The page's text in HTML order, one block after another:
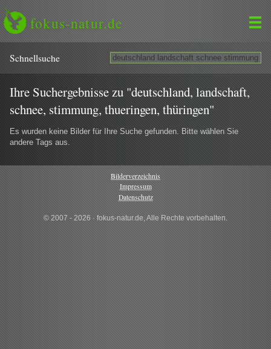
fokus-natur.de
Schnell­suche
Ihre Suchergebnisse zu "deutschland, landschaft,
schnee, stimmung, thueringen, thüringen"
Es wurden keine Bilder für Ihre Suche gefunden. Bitte wählen Sie
andere Tags aus.
Bilderverzeichnis
Impressum
Datenschutz
© 2007 - 2026 · fokus-natur.de, Alle Rechte vorbehalten.